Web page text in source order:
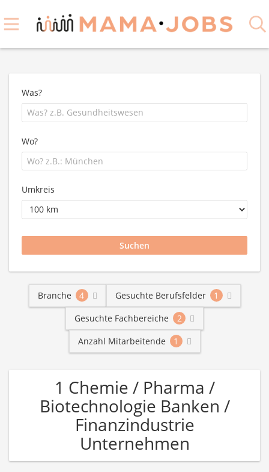
Was?
Wo?
Umkreis
Branche 4 Gesuchte Berufsfelder
1
Gesuchte Fachbereiche
2
Anzahl Mitarbeitende
1
1 Chemie / Pharma /
Biotechnologie Banken /
Finanzindustrie
Unternehmen